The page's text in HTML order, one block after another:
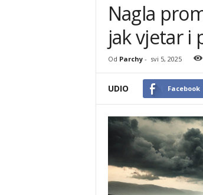
Nagla
jak vjetar i
Od Parchy- svi 5, 2025
UDIO Facebook